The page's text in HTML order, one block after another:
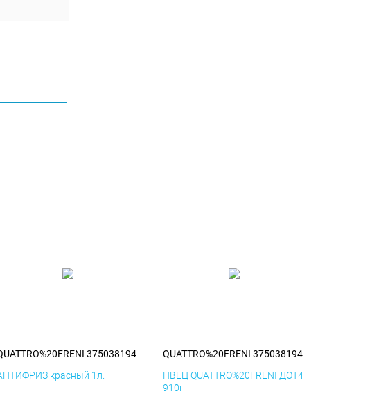
375038194
красный 1л.
QUATTRO%20FRENI 375038194
ПВЕЦ QUATTRO%20FRENI ДОТ4
910г